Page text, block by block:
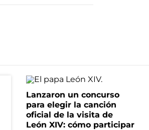
Lanzaron un concurso
para elegir la canción
oficial de la visita de
León XIV: cómo participar